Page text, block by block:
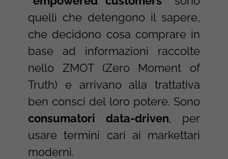
quelli che detengono il sapere,
che decidono cosa comprare in
base ad informazioni raccolte
nello ZMOT (Zero Moment of
Truth) e arrivano alla trattativa
ben consci del loro potere. Sono
consumatori data-driven, per
usare termini cari ai markettari
moderni.